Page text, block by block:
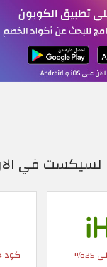
لسيكست في
كود خصم 30%